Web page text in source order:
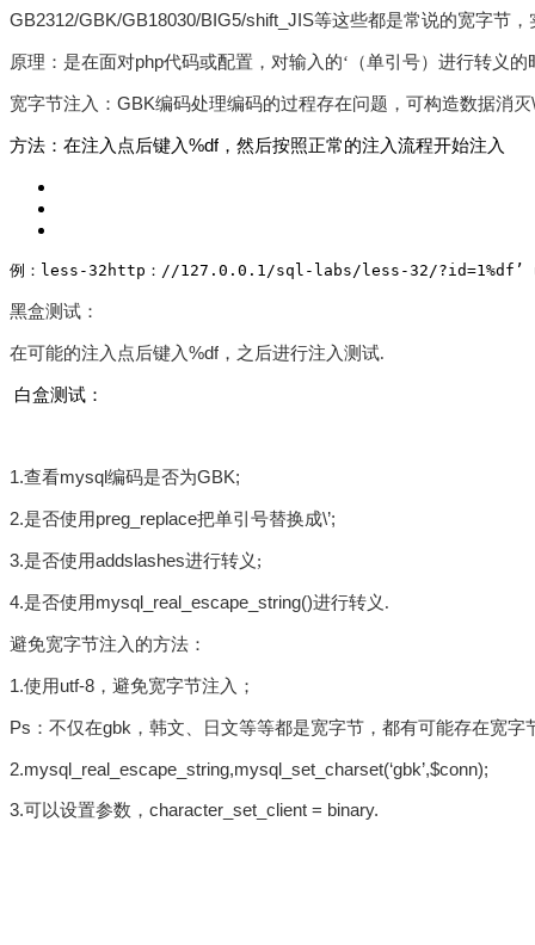
GB2312/GBK/GB18030/BIG5/shift_JIS等这些都是常说的宽字节，
原理： 是在面对php代码或配置，对输入的‘（单引号）进行转义
宽字节注入： GBK编码处理编码的过程存在问题，可构造数据消灭
方法： 在注入点后键入%df ，然后按照正常的注入流程开始注入
例：less-32 http：//127.0.0.1/sql-labs/less-32/
黑盒测试：
在可能的注入点后键入%df ，之后进行注入测试.
白盒测试：
1.查看mysql编码是否为GBK;
2.是否使用preg_replace把单引号替换成\’;
3.是否使用addslashes进行转义;
4.是否使用mysql_real_escape_string()进行转义.
避免宽字节注入的方法：
1.使用utf-8 ，避免宽字节注入；
Ps ：不仅在gbk ，韩文、日文等等都是宽字节，都有可能存在宽字
2.mysql_real_escape_string,mysql_set_charset(‘gbk’,$conn);
3.可以设置参数， character_set_client = binary.